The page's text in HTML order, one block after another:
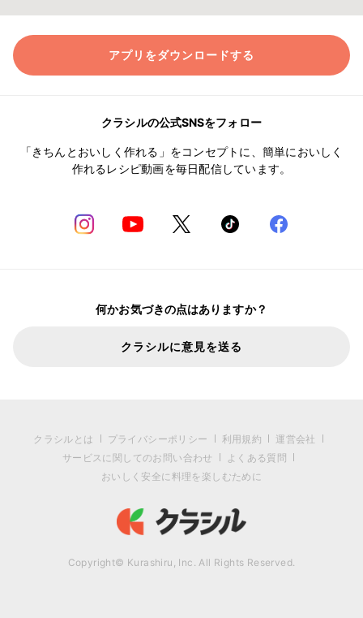
アプリをダウンロードする
クラシルの公式SNSをフォロー
「きちんとおいしく作れる」をコンセプトに、簡単においしく
作れるレシピ動画を毎日配信しています。
何かお気づきの点はありますか？
クラシルに意見を送る
クラシルとは プライバシーポリシー 利用規約
運営会社
サービスに関してのお問い合わせ
よくある質問
おいしく安全に料理を楽しむために
Copyright© Kurashiru, Inc. All Rights Reserved.